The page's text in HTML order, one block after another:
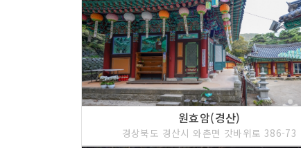
원효암(경산)
경상북도 경산시 와촌면 갓바위로 386-73